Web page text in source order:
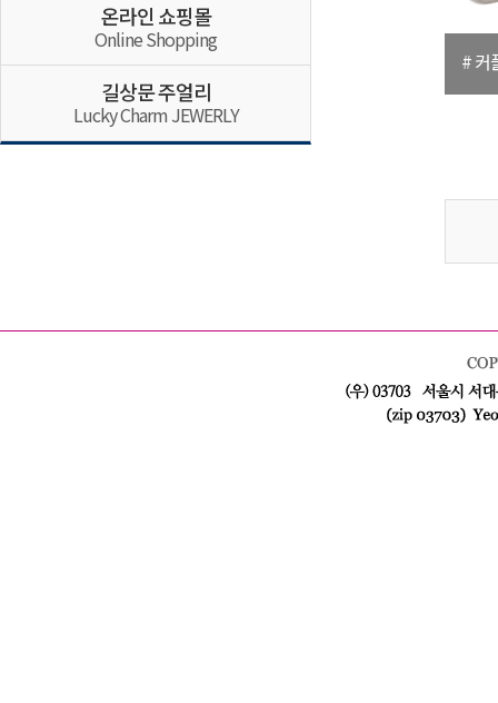
온라인 쇼핑몰
Online Shopping
길상문 주얼리
Lucky Charm JEWERLY
# 커